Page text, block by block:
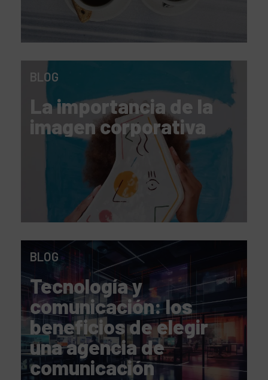
BLOG
La importancia de la
imagen corporativa
BLOG
Tecnología y
comunicación: los
beneficios de elegir
una agencia de
comunicación